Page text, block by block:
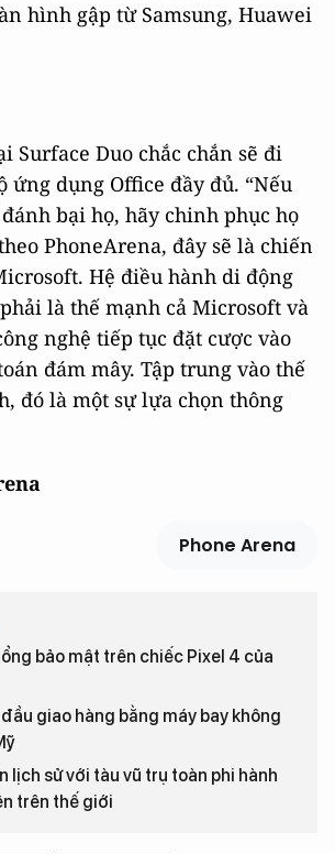
hình gập từ Samsung, Huawei
Surface Duo chắc chắn sẽ đi
ứng dụng Office đầy đủ. “Nếu
bại họ, hãy chinh phục họ
PhoneArena, đây sẽ là chiến
Hệ điều hành di động
là thế mạnh cả Microsoft và
nghệ tiếp tục đặt cược vào
đám mây. Tập trung vào thế
đó là một sự lựa chọn thông
Phone Arena
bảo mật trên chiếc Pixel 4 của
giao hàng bằng máy bay không
lịch sử với tàu vũ trụ toàn phi hành
trên thế giới